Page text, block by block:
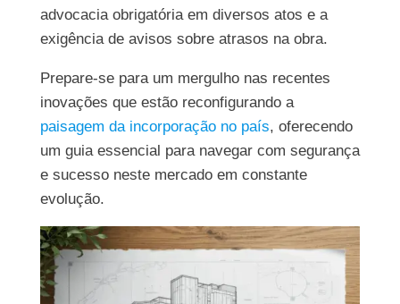
advocacia obrigatória em diversos atos e a
exigência de avisos sobre atrasos na obra.
Prepare-se para um mergulho nas recentes
inovações que estão reconfigurando a
paisagem da incorporação no país, oferecendo
um guia essencial para navegar com segurança
e sucesso neste mercado em constante
evolução.